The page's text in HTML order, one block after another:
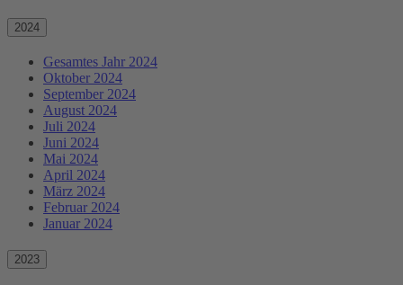
2024
Gesamtes Jahr 2024
Oktober 2024
September 2024
August 2024
Juli 2024
Juni 2024
Mai 2024
April 2024
März 2024
Februar 2024
Januar 2024
2023